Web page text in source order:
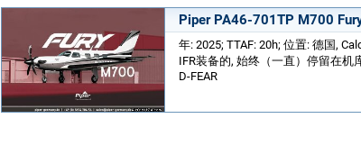
Piper PA46-701TP M700
年: 2025; TTAF: 20h; 位置: 德国,
IFR装备的, 始终（一直）停留在机
D-FEAR